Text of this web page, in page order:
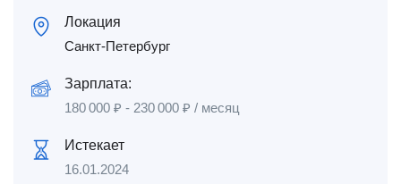
Локация
Санкт-Петербург
Зарплата:
180 000 ₽ - 230 000 ₽ / месяц
Истекает
16.01.2024